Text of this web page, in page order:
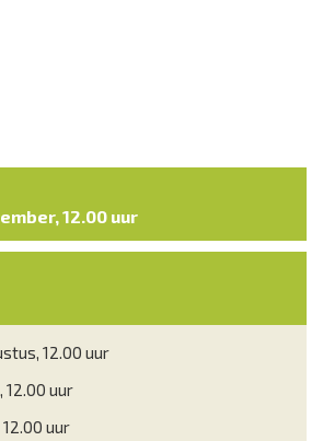
12.00 uur
12.00 uur
12.00 uur
uur